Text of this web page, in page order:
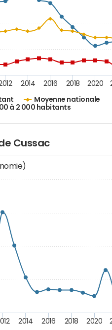
Moyenne nationale
à 2 000 habitants
2014 2016 2018 2020
Cussac
2014 2016 2018 2020